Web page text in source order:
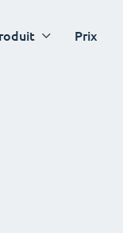
Prix